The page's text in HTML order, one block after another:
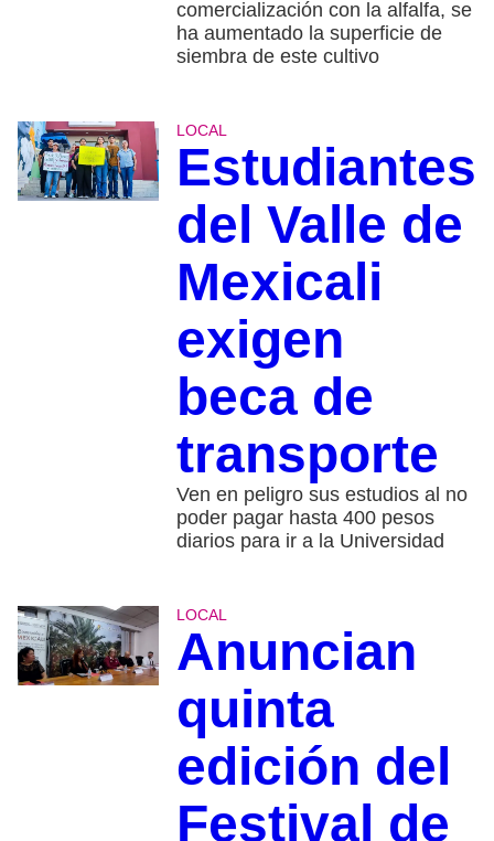
comercialización con la alfalfa, se
ha aumentado la superficie de
siembra de este cultivo
LOCAL
Estudiantes
del Valle de
Mexicali
exigen
beca de
transporte
Ven en peligro sus estudios al no
poder pagar hasta 400 pesos
diarios para ir a la Universidad
LOCAL
Anuncian
quinta
edición del
Festival de